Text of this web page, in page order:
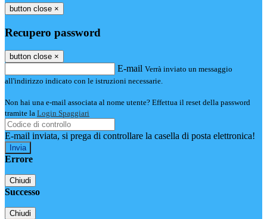
button close ×
Recupero password
button close ×
E-mail Verrà inviato un messaggio
all'indirizzo indicato con le istruzioni necessarie.
Non hai una e-mail associata al nome utente? Effettua il reset della password
tramite la Login Spaggiari
E-mail inviata, si prega di controllare la casella di posta elettronica!
Errore
Chiudi
Successo
Chiudi